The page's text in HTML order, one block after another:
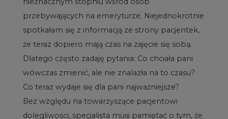
przebywających na emeryturze. Niejednokrotnie
spotkałam się z informacją ze strony pacjentek,
że teraz dopiero mają czas na zajęcie się sobą.
Dlatego często zadaję pytania: Co chciała pani
wówczas zmienić, ale nie znalazła na to czasu?
Co teraz wydaje się dla pani najważniejsze?
Bez względu na towarzyszące pacjentowi
dolegliwości, specjalista musi pamiętać o tym, że